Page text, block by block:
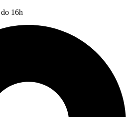
16h